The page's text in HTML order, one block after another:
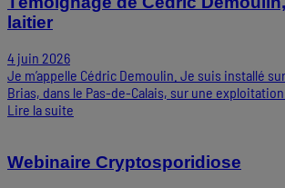
laitier
4 juin 2026
Je m’appelle Cédric Demoulin. Je suis installé
Brias, dans le Pas-de-Calais, sur une exploitation…
Lire la suite
Webinaire Cryptosporidiose